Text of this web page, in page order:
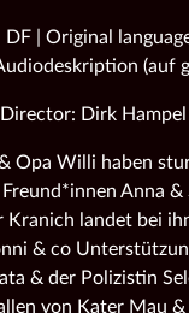
DF | Original
(auf
Director: Dirk Hampel
Opa Willi haben
Anna &
Kranich landet bei
& co
& der Polizistin
von Kater Mau